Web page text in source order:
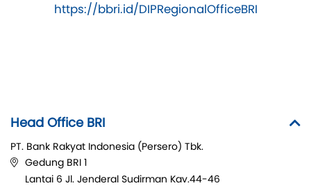
https://bbri.id/DIPRegionalOfficeBRI
Head Office BRI
PT. Bank Rakyat Indonesia (Persero) Tbk.
Gedung BRI 1
Lantai 6 Jl. Jenderal Sudirman Kav.44-46